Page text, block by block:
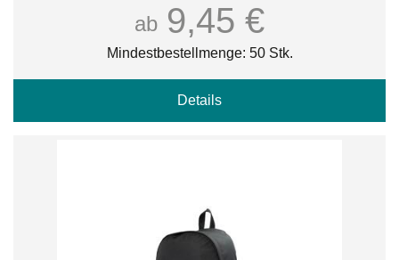
ab 9,45 €
Mindestbestellmenge: 50 Stk.
Details